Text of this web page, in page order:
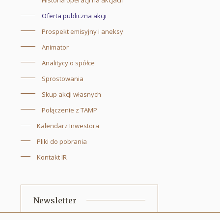
Oferta publiczna akcji
Prospekt emisyjny i aneksy
Animator
Analitycy o spółce
Sprostowania
Skup akcji własnych
Połączenie z TAMP
Kalendarz Inwestora
Pliki do pobrania
Kontakt IR
Newsletter